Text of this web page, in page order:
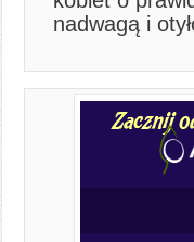
nadwagą i